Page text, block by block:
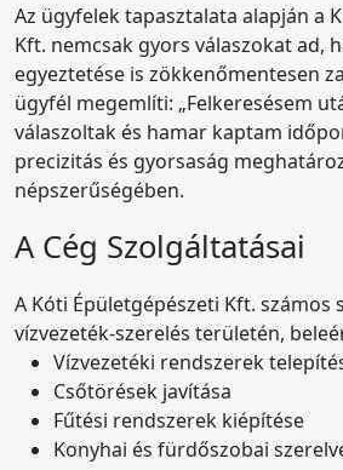
Az ügyfelek tapasztalata alapján a
Kft. nemcsak gyors válaszokat ad,
egyeztetése is zökkenőmentesen
ügyfél megemlíti: „Felkeresésem
válaszoltak és hamar kaptam
precizitás és gyorsaság
népszerűségében.
A Cég Szolgáltatásai
A Kóti Épületgépészeti Kft. számos
vízvezeték-szerelés területén,
Vízvezetéki rendszerek
Csőtörések javítása
Fűtési rendszerek kiépítése
Konyhai és fürdőszobai